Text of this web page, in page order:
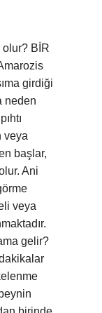
olur? BİR
girdiği
neden
veya
başlar,
Ani
veya
gelir?